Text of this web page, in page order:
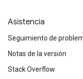
Asistencia
Seguimiento de
Notas de la versión
Stack Overflow